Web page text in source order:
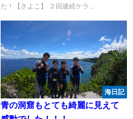
た！【さよこ】 ２回連続ケラ...
海日記
青の洞窟もとても綺麗に見えて